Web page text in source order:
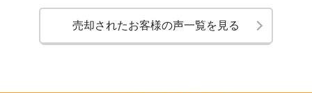
売却されたお客様の声一覧を見る